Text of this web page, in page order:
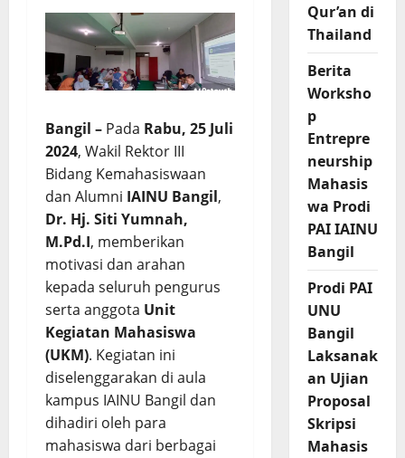
Bangil – Pada Rabu, 25 Juli
2024, Wakil Rektor III
Bidang Kemahasiswaan
dan Alumni IAINU Bangil,
Dr. Hj. Siti Yumnah,
M.Pd.I, memberikan
motivasi dan arahan
kepada seluruh pengurus
serta anggota Unit
Kegiatan Mahasiswa
(UKM). Kegiatan ini
diselenggarakan di aula
kampus IAINU Bangil dan
dihadiri oleh para
mahasiswa dari berbagai
Qur’an di
Thailand
Berita
Worksho
p
Entrepre
neurship
Mahasis
wa Prodi
PAI IAINU
Bangil
Prodi PAI
UNU
Bangil
Laksanak
an Ujian
Proposal
Skripsi
Mahasis